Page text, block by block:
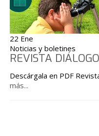
22 Ene
Noticias y boletines
REVISTA
más...